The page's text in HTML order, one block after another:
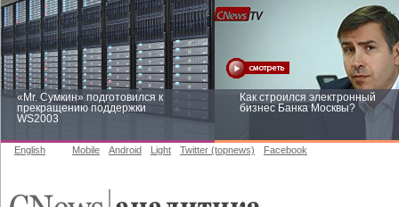
«Mr. Сумкин» подготовился к
прекращению поддержки
WS2003
Как строился электронный
бизнес Банка Москвы?
English Mobile Android Light Twitter (topnews) Facebook